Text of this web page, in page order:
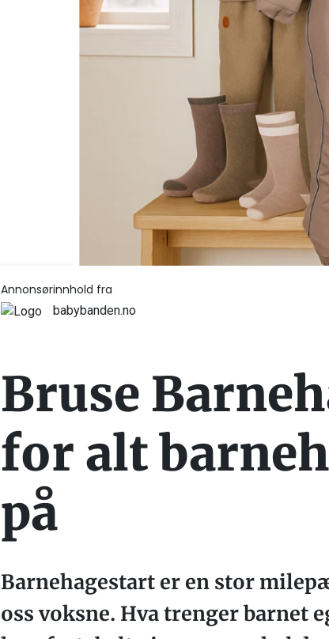
Annonsørinnhold fra
babybanden.no
Bruse
for alt
på
Barnehagestart er en stor
oss voksne. Hva trenger barnet